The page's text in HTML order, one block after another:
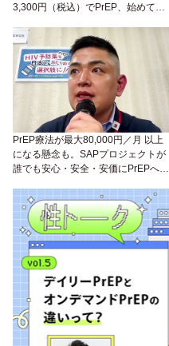
3,300円（税込）でPrEP、始めてみ
PrEP療法が最大80,000円／月 以上
になる懸念も。SAPプロジェクトが
誰でも安心・安全・安価にPrEPへア